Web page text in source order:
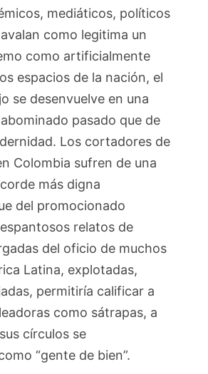
mediáticos, políticos
como legitima un
como artificialmente
espacios de la nación, el
se desenvuelve en una
pasado que de
Los cortadores de
Colombia sufren de una
más digna
del promocionado
relatos de
del oficio de muchos
Latina, explotadas,
permitiría calificar a
como sátrapas, a
círculos se
“gente de bien”.